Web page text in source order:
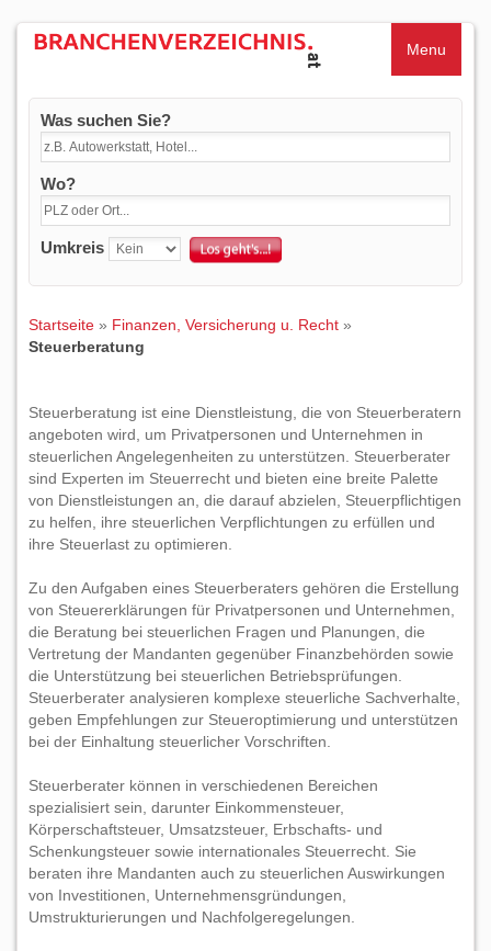
Menu
Was suchen Sie?
Wo?
Umkreis
Startseite » Finanzen, Versicherung u. Recht »
Steuerberatung
Steuerberatung ist eine Dienstleistung, die von Steuerberatern
angeboten wird, um Privatpersonen und Unternehmen in
steuerlichen Angelegenheiten zu unterstützen. Steuerberater
sind Experten im Steuerrecht und bieten eine breite Palette
von Dienstleistungen an, die darauf abzielen, Steuerpflichtigen
zu helfen, ihre steuerlichen Verpflichtungen zu erfüllen und
ihre Steuerlast zu optimieren.
Zu den Aufgaben eines Steuerberaters gehören die Erstellung
von Steuererklärungen für Privatpersonen und Unternehmen,
die Beratung bei steuerlichen Fragen und Planungen, die
Vertretung der Mandanten gegenüber Finanzbehörden sowie
die Unterstützung bei steuerlichen Betriebsprüfungen.
Steuerberater analysieren komplexe steuerliche Sachverhalte,
geben Empfehlungen zur Steueroptimierung und unterstützen
bei der Einhaltung steuerlicher Vorschriften.
Steuerberater können in verschiedenen Bereichen
spezialisiert sein, darunter Einkommensteuer,
Körperschaftsteuer, Umsatzsteuer, Erbschafts- und
Schenkungsteuer sowie internationales Steuerrecht. Sie
beraten ihre Mandanten auch zu steuerlichen Auswirkungen
von Investitionen, Unternehmensgründungen,
Umstrukturierungen und Nachfolgeregelungen.